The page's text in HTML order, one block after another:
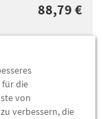
88,79 €
für die
von
verbessern, die